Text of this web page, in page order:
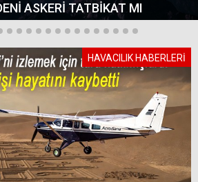
ASKERİ TATBİKAT MI
HAVACILIK HABERLERİ